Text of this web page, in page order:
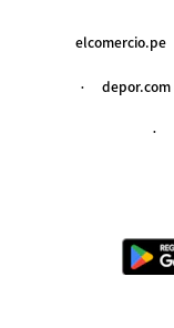
elcomercio.pe
depor.com